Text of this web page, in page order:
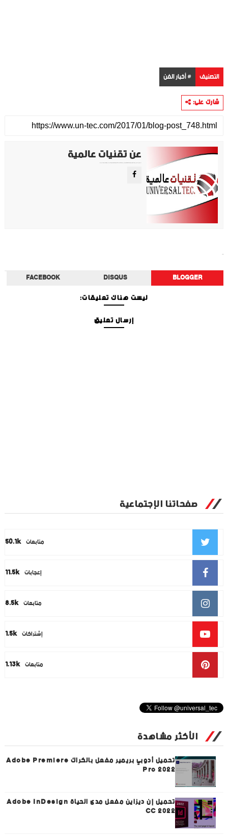
التصنيف # أخبار الفن
شارك على:
عن تقنيات عالمية
BLOGGER
DISQUS
FACEBOOK
ليست هناك تعليقات:
إرسال تعليق
صفحاتنا الإجتماعية
50.1k متابعات
11.5k إعجابات
8.5k متابعات
1.5k إشتراكات
1.13k متابعات
الأكثر مشاهدة
تحميل أدوبي بريمير مفعل بالكراك Adobe Premiere
Pro 2022
تحميل إن ديزاين مفعل مدى الحياة Adobe InDesign
CC 2022